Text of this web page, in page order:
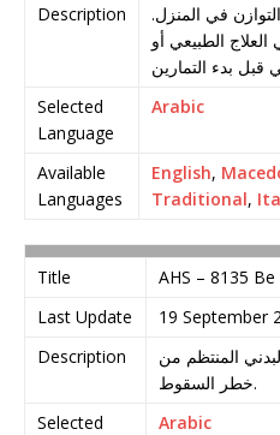
Description
في المنزل.
الطبيعي أو
Selected
Language
Arabic
Available
Languages
English,
Traditional,
Title
AHS – 8135
Last Update
19 September
Description
المنتظم من
خطر السقوط.
Selected
Arabic